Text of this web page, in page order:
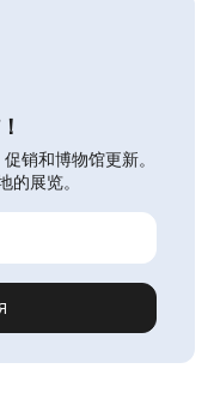
销和博物馆更新。
的展览。